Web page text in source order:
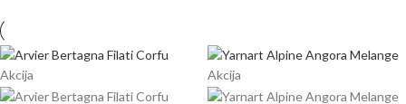
Akcija Akcija